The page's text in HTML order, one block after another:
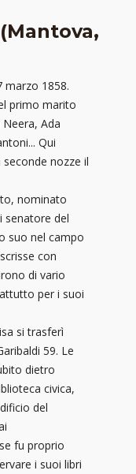
marzo 1858.
primo marito
Ada
Qui
nozze il
nominato
senatore del
suo nel campo
con
di vario
per i suoi
si trasferì
59. Le
dietro
civica,
del
fu proprio
i suoi libri